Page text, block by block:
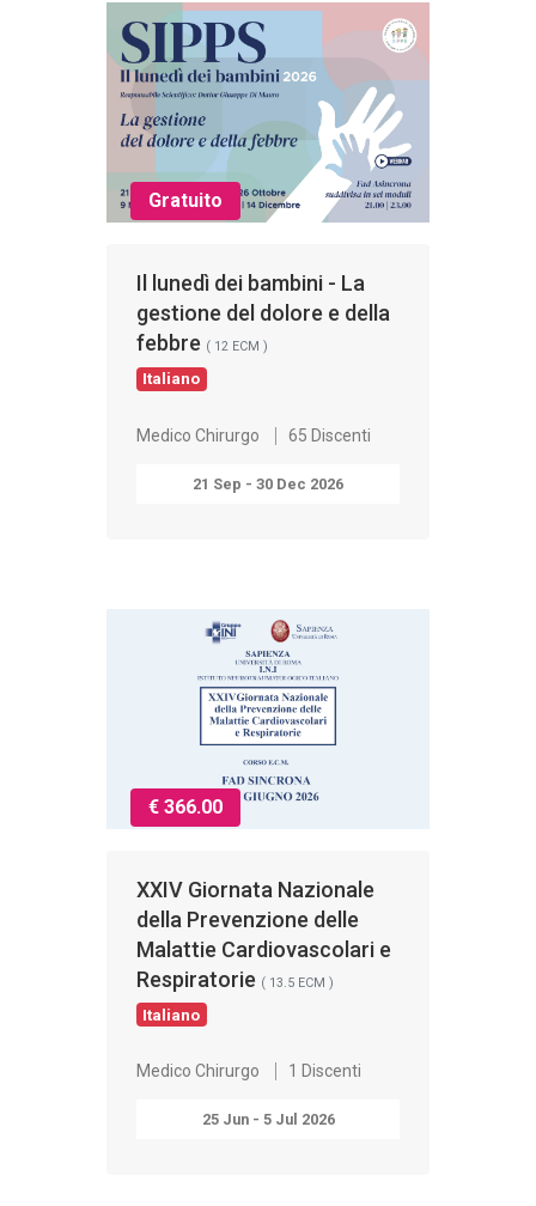
Gratuito
Il lunedì dei bambini - La
gestione del dolore e della
febbre ( 12 ECM )
Italiano
Medico Chirurgo 65 Discenti
21 Sep - 30 Dec 2026
€ 366.00
XXIV Giornata Nazionale
della Prevenzione delle
Malattie Cardiovascolari e
Respiratorie ( 13.5 ECM )
Italiano
Medico Chirurgo 1 Discenti
25 Jun - 5 Jul 2026